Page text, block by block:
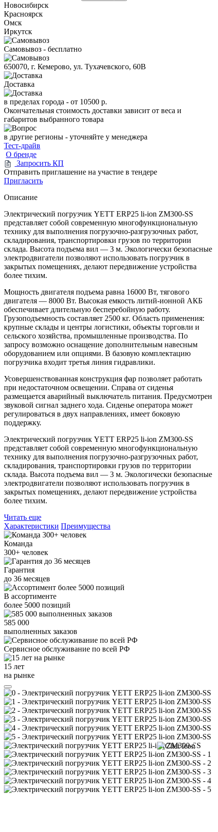
Новосибирск
Красноярск
Омск
Иркутск
Самовывоз - бесплатно
650070, г. Кемерово, ул. Тухачевского, 60В
Доставка
в пределах города - от 10500 р.
Окончательная стоимость доставки зависит от веса и
габаритов выбранного товара
в другие регионы - уточняйте у менеджера
Тест-драйв
О бренде
Запросить КП
Отправить приглашение на участие в тендере
Пригласить
Описание
Электрический погрузчик YETT ERP25 li-ion ZM300-SS
представляет собой современную многофункциональную
технику для выполнения погрузочно-разгрузочных работ,
складирования, транспортировки грузов по территории
склада. Высота подъема вил — 3 м. Экологически безопасные
электродвигатели позволяют использовать погрузчик в
закрытых помещениях, делают передвижение устройства
более тихим.
Мощность двигателя подъема равна 16000 Вт, тягового
двигателя — 8000 Вт. Высокая емкость литий-ионной АКБ
обеспечивает длительную бесперебойную работу.
Грузоподъемность составляет 2500 кг. Область применения:
крупные склады и центры логистики, объекты торговли и
сельского хозяйства, промышленные производства. По
запросу возможно оснащение дополнительным навесным
оборудованием или опциями. В базовую комплектацию
погрузчика входит третья линия гидравлики.
Усовершенствованная конструкция фар позволяет работать
при недостаточном освещении. Справа от сиденья
размещается аварийный выключатель питания. Предусмотрен
звуковой сигнал заднего хода. Сиденье оператора может
регулироваться в двух направлениях, имеет боковую
поддержку.
Электрический погрузчик YETT ERP25 li-ion ZM300-SS
представляет собой современную многофункциональную
технику для выполнения погрузочно-разгрузочных работ,
складирования, транспортировки грузов по территории
склада. Высота подъема вил — 3 м. Экологически безопасные
электродвигатели позволяют использовать погрузчик в
закрытых помещениях, делают передвижение устройства
более тихим.
Читать еще
Характеристики Преимущества
Команда
300+ человек
Гарантия
до 36 месяцев
В ассортименте
более 5000 позиций
585 000
выполненных заказов
Сервисное обслуживание по всей РФ
15 лет
на рынке